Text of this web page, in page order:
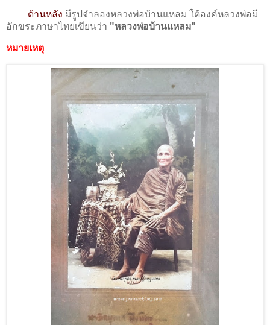
ด้านหลัง มีรูปจำลองหลวงพ่อบ้านแหลม ใต้องค์หลวงพ่อมี
อักขระภาษาไทยเขียนว่า "หลวงพ่อบ้านแหลม"
หมายเหตุ